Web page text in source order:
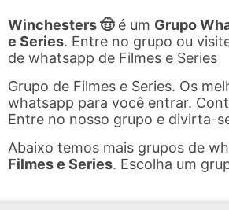
Winchesters 🤠é um Grupo
e Series. Entre no grupo ou
de whatsapp de Filmes e Series
Grupo de Filmes e Series. Os
whatsapp para você entrar.
Entre no nosso grupo e divirta-
Abaixo temos mais grupos de
Filmes e Series. Escolha um